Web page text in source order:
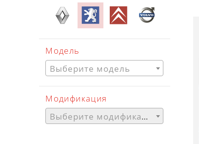
Модель
Выберите модель
Модификация
Выберите модификацию